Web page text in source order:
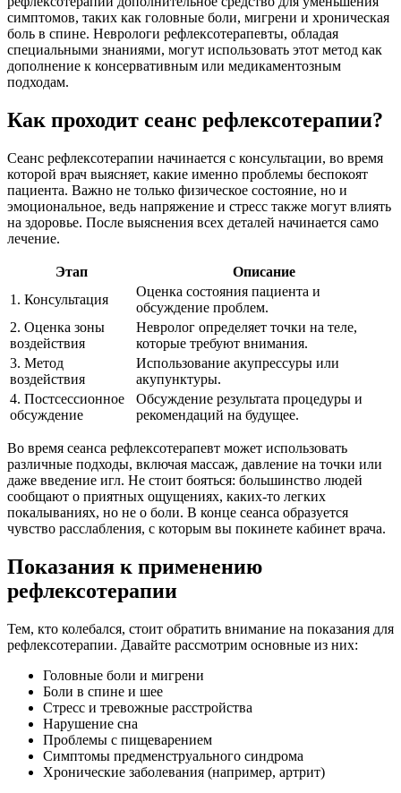
симптомов, таких как головные боли, мигрени и хроническая
боль в спине. Неврологи рефлексотерапевты, обладая
специальными знаниями, могут использовать этот метод как
дополнение к консервативным или медикаментозным
подходам.
Как проходит сеанс рефлексотерапии?
Сеанс рефлексотерапии начинается с консультации, во время
которой врач выясняет, какие именно проблемы беспокоят
пациента. Важно не только физическое состояние, но и
эмоциональное, ведь напряжение и стресс также могут влиять
на здоровье. После выяснения всех деталей начинается само
лечение.
Этап
Описание
1. Консультация
Оценка состояния пациента и
обсуждение проблем.
2. Оценка зоны
воздействия
Невролог определяет точки на теле,
которые требуют внимания.
3. Метод
воздействия
Использование акупрессуры или
акупунктуры.
4. Постсессионное
обсуждение
Обсуждение результата процедуры и
рекомендаций на будущее.
Во время сеанса рефлексотерапевт может использовать
различные подходы, включая массаж, давление на точки или
даже введение игл. Не стоит бояться: большинство людей
сообщают о приятных ощущениях, каких-то легких
покалываниях, но не о боли. В конце сеанса образуется
чувство расслабления, с которым вы покинете кабинет врача.
Показания к применению
рефлексотерапии
Тем, кто колебался, стоит обратить внимание на показания для
рефлексотерапии. Давайте рассмотрим основные из них:
Головные боли и мигрени
Боли в спине и шее
Стресс и тревожные расстройства
Нарушение сна
Проблемы с пищеварением
Симптомы предменструального синдрома
Хронические заболевания (например, артрит)